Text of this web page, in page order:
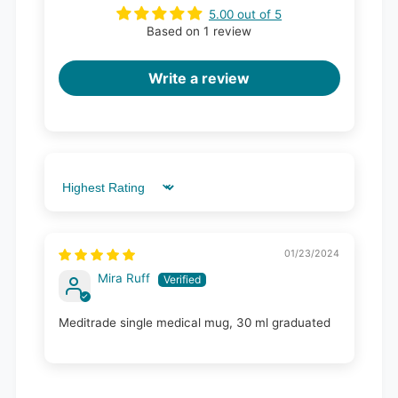
5.00 out of 5
Based on 1 review
Write a review
Sort by
01/23/2024
Mira Ruff
Meditrade single medical mug, 30 ml graduated